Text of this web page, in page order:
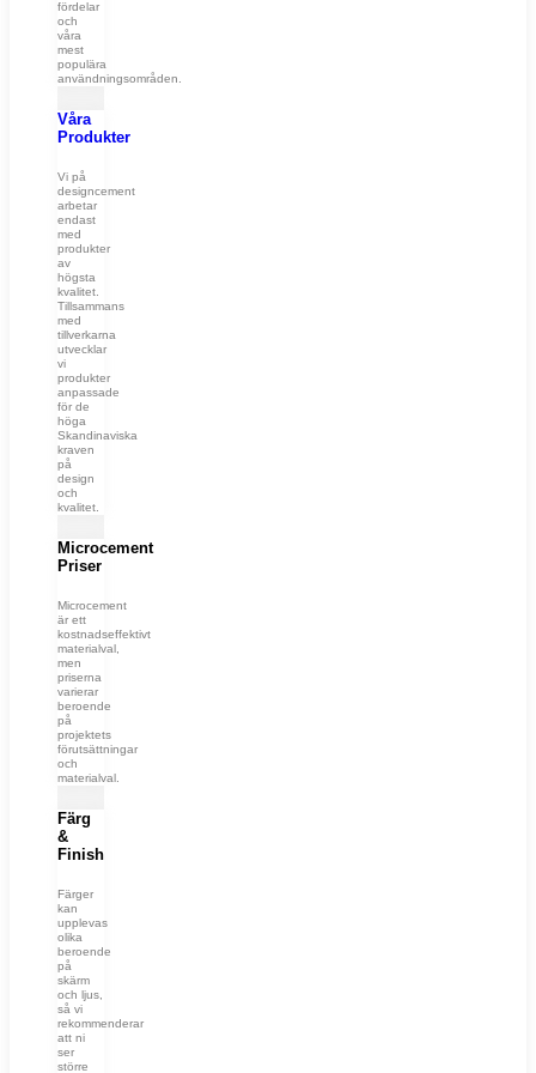
fördelar
och
våra
mest
populära
användningsområden.
Våra
Produkter
Vi på
designcement
arbetar
endast
med
produkter
av
högsta
kvalitet.
Tillsammans
med
tillverkarna
utvecklar
vi
produkter
anpassade
för de
höga
Skandinaviska
kraven
på
design
och
kvalitet.
Microcement
Priser
Microcement
är ett
kostnadseffektivt
materialval,
men
priserna
varierar
beroende
på
projektets
förutsättningar
och
materialval.
Färg
&
Finish
Färger
kan
upplevas
olika
beroende
på
skärm
och ljus,
så vi
rekommenderar
att ni
ser
större